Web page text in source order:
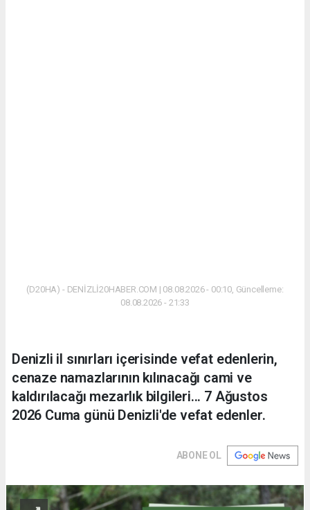
(D20HA) - DENİZLİ20HABER.COM | 08.08.2026 - 00:10, Güncelleme:
08.08.2026 - 21:33
Denizli il sınırları içerisinde vefat edenlerin,
cenaze namazlarının kılınacağı cami ve
kaldırılacağı mezarlık bilgileri... 7 Ağustos
2026 Cuma günü Denizli'de vefat edenler.
ABONE OL